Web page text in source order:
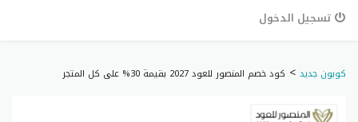
تسجيل الدخول
كوبون جديد > كود خصم المنصور للعود 2027 بقيمة 30% على كل المتجر